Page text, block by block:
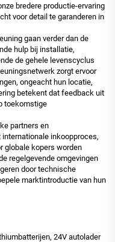
bredere productie-ervaring
voor detail te garanderen in
gaan verder dan de
hulp bij installatie,
de gehele levenscyclus
zorgt ervoor
ongeacht hun locatie,
betekent dat feedback uit
toekomstige
partners en
inkoopproces,
globale kopers worden
regelgevende omgevingen
door technische
marktintroductie van hun
24V autolader